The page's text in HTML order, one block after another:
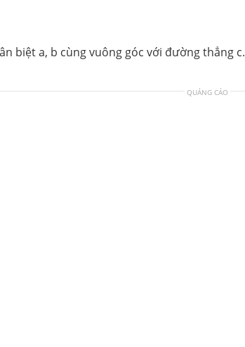
biệt a, b cùng vuông góc với đường thẳng c.
QUẢNG CÁO